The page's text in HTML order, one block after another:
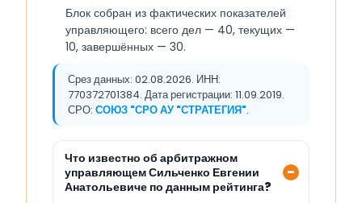
Блок собран из фактических показателей
управляющего: всего дел — 40, текущих —
10, завершённых — 30.
Срез данных: 02.08.2026. ИНН:
770372701384. Дата регистрации: 11.09.2019.
СРО: СОЮЗ "СРО АУ "СТРАТЕГИЯ".
Что известно об арбитражном
управляющем Сильченко Евгении
Анатольевиче по данным рейтинга?